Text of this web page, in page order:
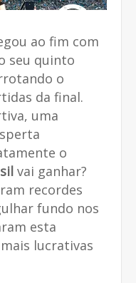
ao fim com
seu quinto
o
da final.
uma
o
vai ganhar?
recordes
fundo nos
esta
lucrativas